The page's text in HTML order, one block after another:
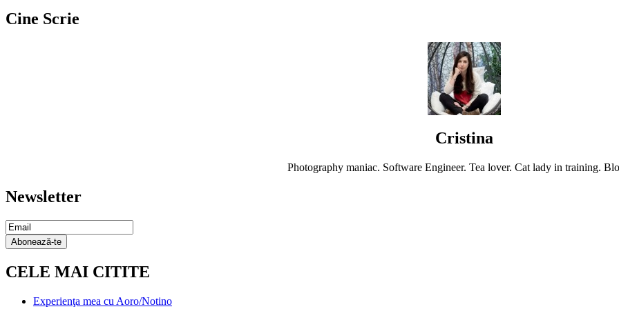
Cine Scrie
Cristina
Photography maniac. Software Engineer. Tea lover. Cat lady in training.
Newsletter
Email
Subscription
Abonează-te
CELE MAI CITITE
Experienţa mea cu Aoro/Notino